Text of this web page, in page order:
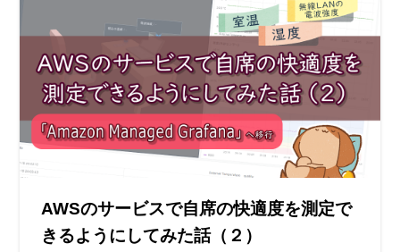
AWSのサービスで自席の快適度を測定で
きるようにしてみた話（２）